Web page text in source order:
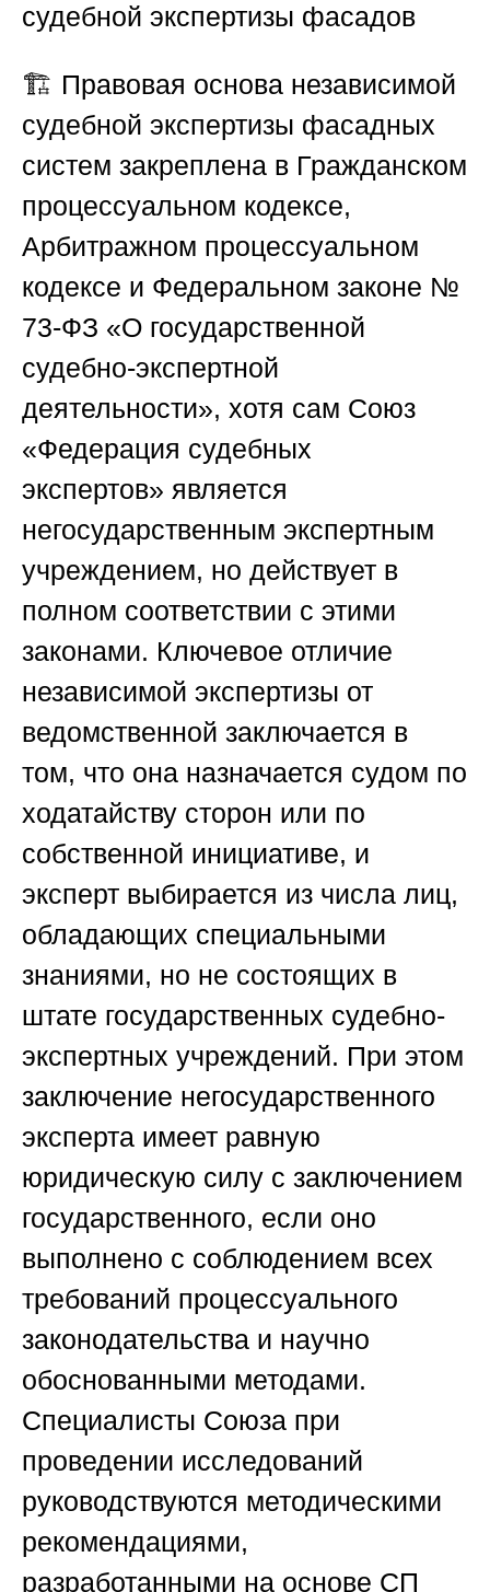
судебной экспертизы фасадов
🏗️ Правовая основа независимой
судебной экспертизы фасадных
систем закреплена в Гражданском
процессуальном кодексе,
Арбитражном процессуальном
кодексе и Федеральном законе №
73-ФЗ «О государственной
судебно-экспертной
деятельности», хотя сам Союз
«Федерация судебных
экспертов» является
негосударственным экспертным
учреждением, но действует в
полном соответствии с этими
законами. Ключевое отличие
независимой экспертизы от
ведомственной заключается в
том, что она назначается судом по
ходатайству сторон или по
собственной инициативе, и
эксперт выбирается из числа лиц,
обладающих специальными
знаниями, но не состоящих в
штате государственных судебно-
экспертных учреждений. При этом
заключение негосударственного
эксперта имеет равную
юридическую силу с заключением
государственного, если оно
выполнено с соблюдением всех
требований процессуального
законодательства и научно
обоснованными методами.
Специалисты Союза при
проведении исследований
руководствуются методическими
рекомендациями,
разработанными на основе СП